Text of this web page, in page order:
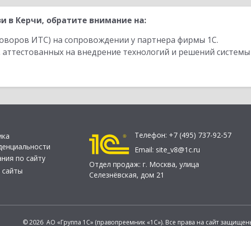
в Керчи, обратите внимание на:
ИТС) на сопровождении у партнера фирмы 1С.
аттестованных на внедрение технологий и решений
по сайту
сайты
Телефон: +7 (495) 737-92-57
Email: site_v8@1c.ru
Отдел продаж: г. Москва, улица
Селезнёвская, дом 21
© 2026 АО «Группа 1С» (правопреемник «1С»). Все права на сайт